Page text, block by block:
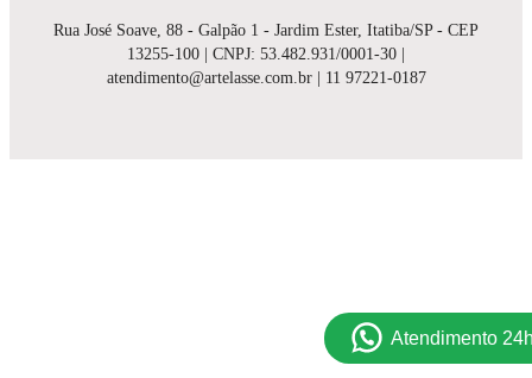
Rua José Soave, 88 - Galpão 1 - Jardim Ester, Itatiba/SP - CEP
13255-100 | CNPJ: 53.482.931/0001-30 |
atendimento@artelasse.com.br | 11 97221-0187
Atendimento